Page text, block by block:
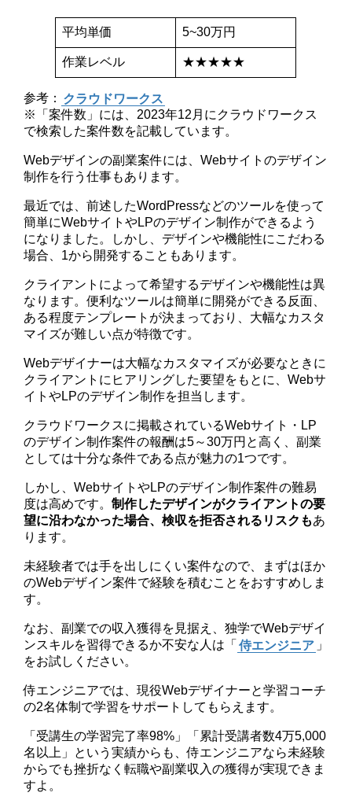
平均単価 5~30万円
作業レベル ★★★★★
参考： クラウドワークス
※「案件数」には、2023年12月にクラウドワークス
で検索した案件数を記載しています。
Webデザインの副業案件には、Webサイトのデザイン
制作を行う仕事もあります。
最近では、前述したWordPressなどのツールを使って
簡単にWebサイトやLPのデザイン制作ができるよう
になりました。しかし、デザインや機能性にこだわる
場合、1から開発することもあります。
クライアントによって希望するデザインや機能性は異
なります。便利なツールは簡単に開発ができる反面、
ある程度テンプレートが決まっており、大幅なカスタ
マイズが難しい点が特徴です。
Webデザイナーは大幅なカスタマイズが必要なときに
クライアントにヒアリングした要望をもとに、Webサ
イトやLPのデザイン制作を担当します。
クラウドワークスに掲載されているWebサイト・LP
のデザイン制作案件の報酬は5～30万円と高く、副業
としては十分な条件である点が魅力の1つです。
しかし、WebサイトやLPのデザイン制作案件の難易
度は高めです。制作したデザインがクライアントの要
望に沿わなかった場合、検収を拒否されるリスクもあ
ります。
未経験者では手を出しにくい案件なので、まずはほか
のWebデザイン案件で経験を積むことをおすすめしま
す。
なお、副業での収入獲得を見据え、独学でWebデザイ
ンスキルを習得できるか不安な人は「 侍エンジニア 」
をお試しください。
侍エンジニアでは、現役Webデザイナーと学習コーチ
の2名体制で学習をサポートしてもらえます。
「受講生の学習完了率98%」「累計受講者数4万5,000
名以上」という実績からも、侍エンジニアなら未経験
からでも挫折なく転職や副業収入の獲得が実現できま
すよ。